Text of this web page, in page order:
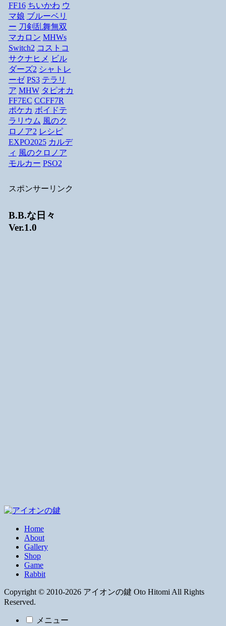
FF16 ちいかわ ウ
マ娘 ブルーベリ
ー 刀剣乱舞無双
マカロン MHWs
Switch2 コストコ
サクナヒメ ビル
ダーズ2 シャトレ
ーゼ PS3 テラリ
ア MHW タピオカ
FF7EC CCFF7R
ポケカ ボイドテ
ラリウム 風のク
ロノア2 レシピ
EXPO2025 カルデ
ィ 風のクロノア
モルカー PSO2
スポンサーリンク
B.B.な日々
Ver.1.0
Home
About
Gallery
Shop
Game
Rabbit
Copyright © 2010-2026 アイオンの鍵 Oto Hitomi All Rights
Reserved.
メニュー